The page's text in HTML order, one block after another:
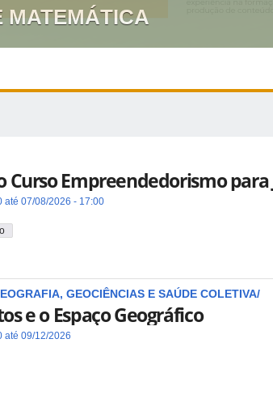
MATEMÁTICA
Curso Empreendedorismo
07/08/2026 - 17:00
GEOCIÊNCIAS E SAÚDE COLETIVA/
e o Espaço Geográfico
até 09/12/2026